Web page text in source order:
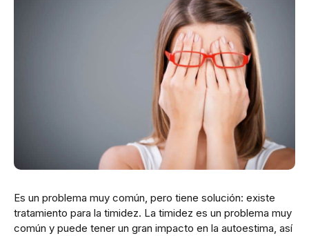
Es un problema muy común, pero tiene solución: existe
tratamiento para la timidez. La timidez es un problema muy
común y puede tener un gran impacto en la autoestima, así